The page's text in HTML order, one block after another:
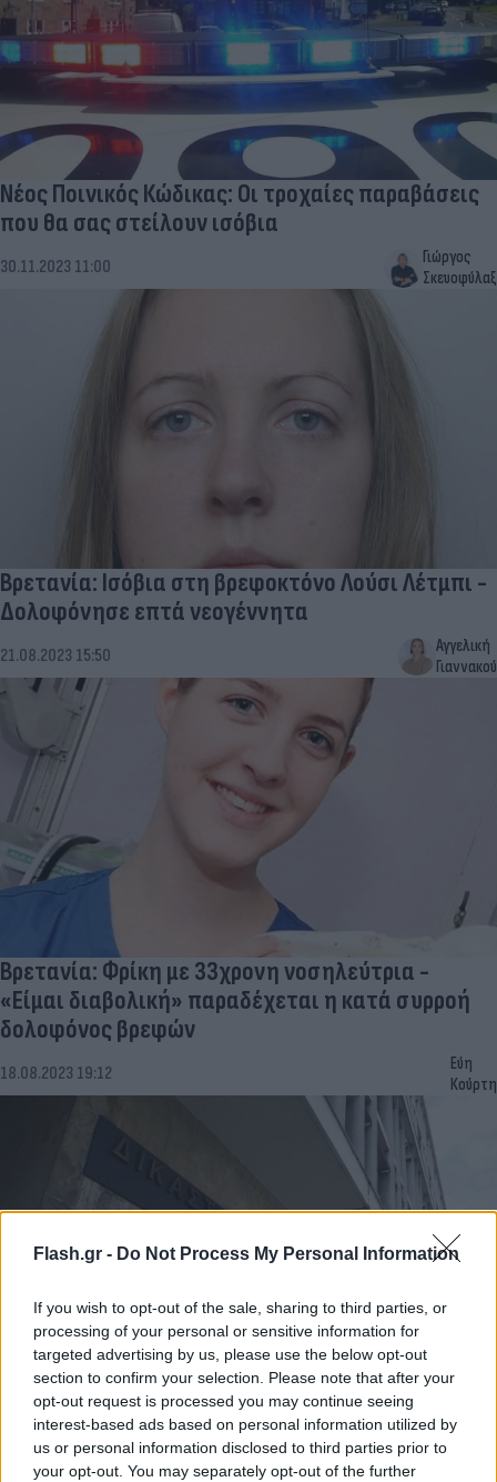
Flash.gr - Do Not Process My Personal Information
If you wish to opt-out of the sale, sharing to third parties, or
processing of your personal or sensitive information for
targeted advertising by us, please use the below opt-out
section to confirm your selection. Please note that after your
opt-out request is processed you may continue seeing
interest-based ads based on personal information utilized by
us or personal information disclosed to third parties prior to
your opt-out. You may separately opt-out of the further
Νέος Ποινικός Κώδικας: Οι τροχαίες παραβάσεις
που θα σας στείλουν ισόβια
30.11.2023 11:00
Γιώργος
Σκευοφύλαξ
Βρετανία: Ισόβια στη βρεφοκτόνο Λούσι Λέτμπι -
Δολοφόνησε επτά νεογέννητα
21.08.2023 15:50
Αγγελική
Γιαννακού
Βρετανία: Φρίκη με 33χρονη νοσηλεύτρια -
«Είμαι διαβολική» παραδέχεται η κατά συρροή
δολοφόνος βρεφών
18.08.2023 19:12
Εύη
Κούρτη
Θεσσαλονίκη: Έσπασε τα δις ισόβια ο 47χρονος
που έκαψε τους γονείς του
02.06.2023 15:38
Αγγελική